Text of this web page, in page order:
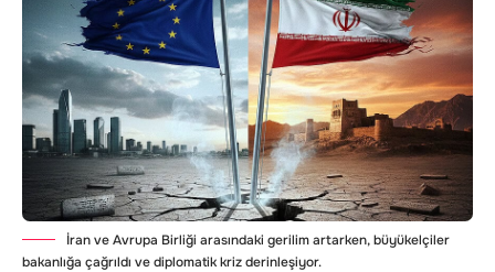
İran ve Avrupa Birliği arasındaki gerilim artarken, büyükelçiler
bakanlığa çağrıldı ve diplomatik kriz derinleşiyor.